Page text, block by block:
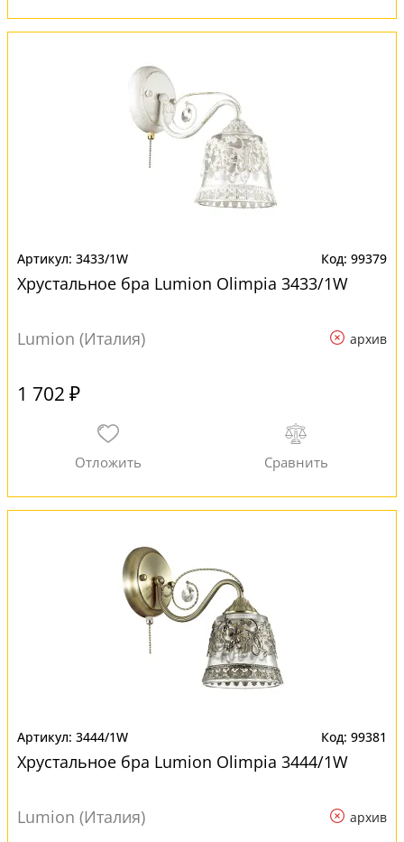
3433/1W 99379
Хрустальное бра Lumion Olimpia 3433/1W
Lumion (Италия) архив
1 702 ₽
3444/1W 99381
Хрустальное бра Lumion Olimpia 3444/1W
Lumion (Италия) архив